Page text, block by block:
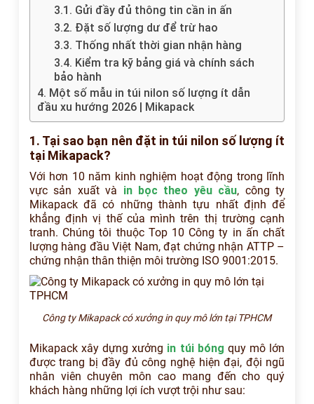
3.1. Gửi đầy đủ thông tin cần in ấn
3.2. Đặt số lượng dư để trừ hao
3.3. Thống nhất thời gian nhận hàng
3.4. Kiểm tra kỹ bảng giá và chính sách
bảo hành
4. Một số mẫu in túi nilon số lượng ít dẫn
đầu xu hướng 2026 | Mikapack
1. Tại sao bạn nên đặt in túi nilon số lượng ít
tại Mikapack?
Với hơn 10 năm kinh nghiệm hoạt động trong lĩnh
vực sản xuất và in bọc theo yêu cầu, công ty
Mikapack đã có những thành tựu nhất định để
khẳng định vị thế của mình trên thị trường cạnh
tranh. Chúng tôi thuộc Top 10 Công ty in ấn chất
lượng hàng đầu Việt Nam, đạt chứng nhận ATTP –
chứng nhận thân thiện môi trường ISO 9001:2015.
Công ty Mikapack có xưởng in quy mô lớn tại TPHCM
Mikapack xây dựng xưởng in túi bóng quy mô lớn
được trang bị đầy đủ công nghệ hiện đại, đội ngũ
nhân viên chuyên môn cao mang đến cho quý
khách hàng những lợi ích vượt trội như sau: